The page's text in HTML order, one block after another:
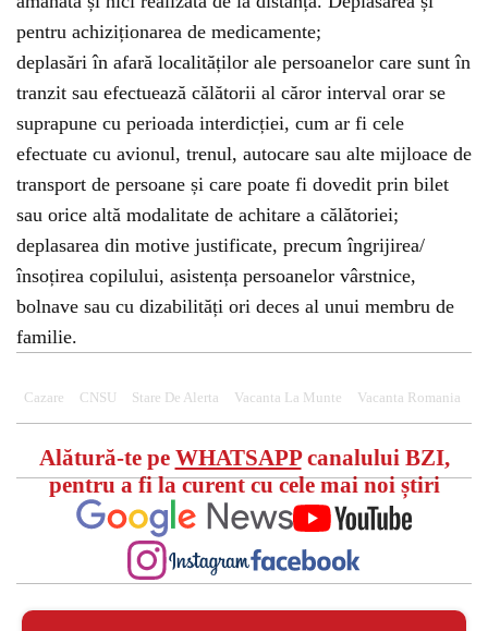
pentru achiziționarea de medicamente;
deplasări în afară localităților ale persoanelor care sunt în
tranzit sau efectuează călătorii al căror interval orar se
suprapune cu perioada interdicției, cum ar fi cele
efectuate cu avionul, trenul, autocare sau alte mijloace de
transport de persoane și care poate fi dovedit prin bilet
sau orice altă modalitate de achitare a călătoriei;
deplasarea din motive justificate, precum îngrijirea/
însoțirea copilului, asistența persoanelor vârstnice,
bolnave sau cu dizabilități ori deces al unui membru de
familie.
Cazare CNSU Stare De Alerta Vacanta La Munte Vacanta Romania
Alătură-te pe WHATSAPPcanalului BZI,
pentru a fi la curent cu cele mai noi știri